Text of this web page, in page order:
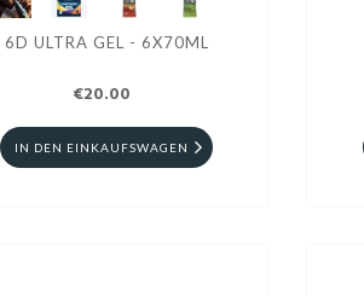
6D ULTRA GEL - 6X70ML
€20.00
IN DEN EINKAUFSWAGEN